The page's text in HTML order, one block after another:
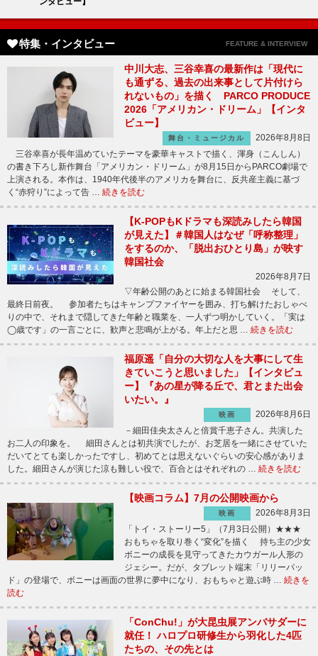
特集・インタビュー FEATURE & INTERVIEW
中川大志、三谷幸喜の最新作は「現代に
も通ずる、過去の出来事として片付けら
れないもの」を描く PARCO PRODUCE
2026「アメリカン・ドリーム」【インタ
ビュー】
舞台・ミュージカル
2026年8月8日
三谷幸喜が長年温めていたテーマを豪華キャストで描く、渾身（こんしん）
の書き下ろし新作舞台「アメリカン・ドリーム」が8月15日からPARCO劇場で
上演される。本作は、1940年代後半のアメリカを舞台に、反共産主義に基づ
く“赤狩り”によって告 … 続きを読む
【K-POPもKドラマも深読みしたら韓国
が見えた】＃韓国人はなぜ「呼称整理」
をするのか、「脱出おひとり島」が映す
韓国社会
2026年8月7日
▽年齢公開のあとに始まる韓国社会 そして、
最終日前夜。 参加者たちはキャンプファイヤーを囲み、打ち解けたおしゃべ
りの中で、それまで隠してきた年齢と職業を、一人ずつ明かしていく。「実は
◯歳です」の一言ごとに、歓声と悲鳴が上がる。年上だと思 … 続きを読む
福原遥「自分の大切な人を大事にして生
きていこうと思いました」【インタビュ
ー】『あの星が降る丘で、君とまた出会
いたい。』
映画
2026年8月6日
－細田佳央太さんと倍賞千恵子さん。共演した
お二人の印象を。 細田さんとは初共演でしたが、お芝居を一緒にさせていた
だいてとても楽しかったですし、初めてとは思えないぐらいの安心感がありま
した。細田さんが演じた涼も難しい役で、百合とはそれぞれの … 続きを読む
【映画コラム】7月の公開映画から
映画
2026年8月3日
「トイ・ストーリー5」（7月3日公開）★★★
おもちゃを取り巻く“変化”を描く 持ち主の少女
ボニーの成長を見守ってきたカウガール人形の
ジェシー。だが、タブレット端末「リリーパッ
ド」の登場で、ボニーは画面の世界に夢中になり、おもちゃと遊ぶ時 … 続きを
読む
「ConChu!」が大昆虫展アンバサダーに
就任！ ハロプロ研修生から羽化した4匹
たちの、その先とは